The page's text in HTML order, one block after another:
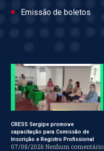
Emissão de boletos
CRESS Sergipe promove
capacitação para Comissão de
Inscrição e Registro Profissional
07/08/2026 Nenhum comentário